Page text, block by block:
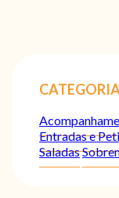
Entradas e
Saladas